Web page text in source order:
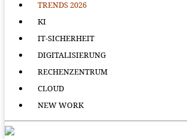
TRENDS 2026
KI
IT-SICHERHEIT
DIGITALISIERUNG
RECHENZENTRUM
CLOUD
NEW WORK